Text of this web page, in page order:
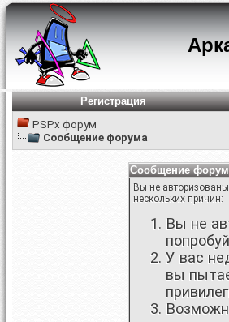
Регистрация
PSPx форум
Сообщение форума
Сообщение
Вы не
нескольких причин:
Вы не
У вас
вы